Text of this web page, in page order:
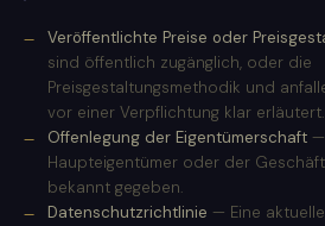
Veröffentlichte Preise oder
sind öffentlich zugänglich, oder die
Preisgestaltungsmethodik und
vor einer Verpflichtung klar erläutert.
Offenlegung der Eigentümerschaft
Haupteigentümer oder der
bekannt gegeben.
Datenschutzrichtlinie — Eine